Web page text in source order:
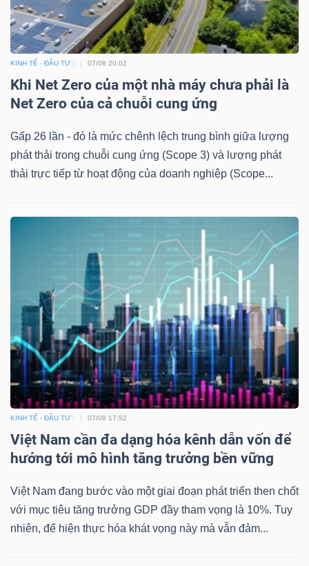
KINH TẾ - ĐẦU TƯ 07/08 20:02
Khi Net Zero của một nhà máy chưa phải là
Net Zero của cả chuỗi cung ứng
Gấp 26 lần - đó là mức chênh lệch trung bình giữa lượng
phát thải trong chuỗi cung ứng (Scope 3) và lượng phát
thải trực tiếp từ hoạt động của doanh nghiệp (Scope...
KINH TẾ - ĐẦU TƯ 07/08 17:52
Việt Nam cần đa dạng hóa kênh dẫn vốn để
hướng tới mô hình tăng trưởng bền vững
Việt Nam đang bước vào một giai đoạn phát triển then chốt
với mục tiêu tăng trưởng GDP đầy tham vọng là 10%. Tuy
nhiên, để hiện thực hóa khát vọng này mà vẫn đảm...